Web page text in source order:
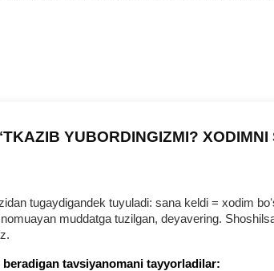
YUBORDINGIZMI?
tugaydigandek tuyuladi: sana keldi = хodim
muddatga tuzilgan, deyavering.
tavsiyanomani tayyorladilar: